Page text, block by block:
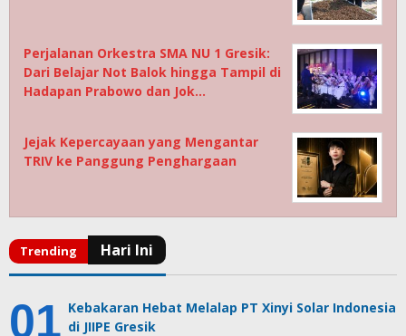
Perjalanan Orkestra SMA NU 1 Gresik:
Dari Belajar Not Balok hingga Tampil di
Hadapan Prabowo dan Jok…
Jejak Kepercayaan yang Mengantar
TRIV ke Panggung Penghargaan
Kebakaran Hebat Melalap PT Xinyi Solar Indonesia
di JIIPE Gresik